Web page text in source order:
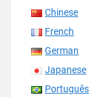
Chinese
French
German
Japanese
Português